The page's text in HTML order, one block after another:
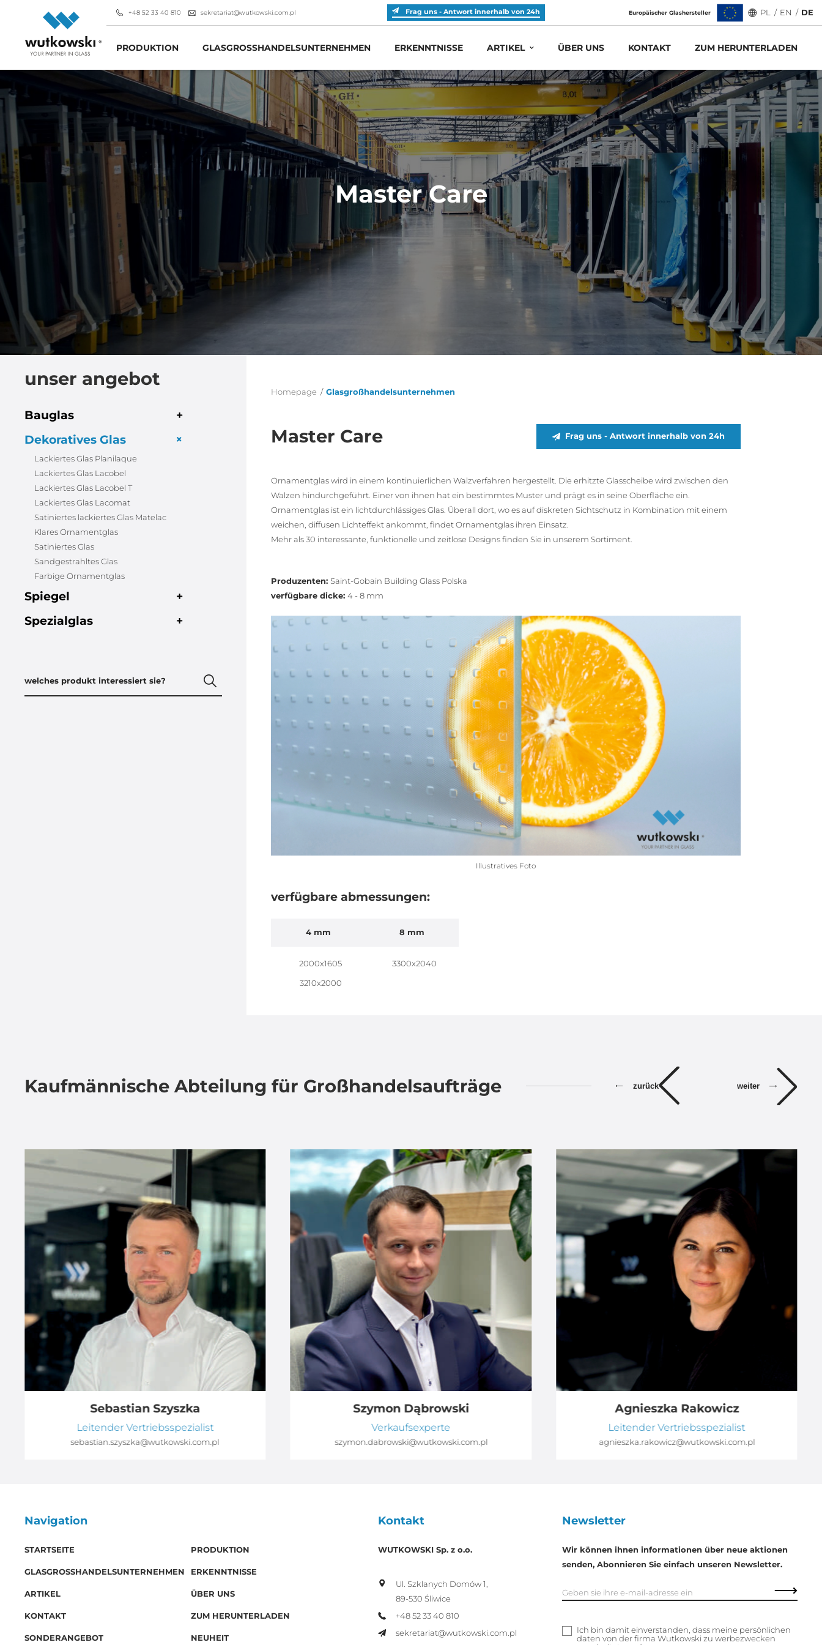
+48 52 33 40 810 sekretariat@wutkowski.com.pl Frag uns - Antwort innerhalb von 24h Europäischer Glashersteller PL / EN / DE
PRODUKTION GLASGROSSHANDELSUNTERNEHMEN ERKENNTNISSE ARTIKEL ÜBER UNS KONTAKT ZUM HERUNTERLADEN
Master Care
unser angebot
Bauglas
+
Dekoratives Glas
+
Lackiertes Glas Planilaque
Lackiertes Glas Lacobel
Lackiertes Glas Lacobel T
Lackiertes Glas Lacomat
Satiniertes lackiertes Glas Matelac
Klares Ornamentglas
Satiniertes Glas
Sandgestrahltes Glas
Farbige Ornamentglas
Spiegel
+
Spezialglas
+
Homepage / Glasgroßhandelsunternehmen
Master Care Frag uns - Antwort innerhalb von 24h
Ornamentglas wird in einem kontinuierlichen Walzverfahren hergestellt. Die erhitzte Glasscheibe wird zwischen den
Walzen hindurchgeführt. Einer von ihnen hat ein bestimmtes Muster und prägt es in seine Oberfläche ein.
Ornamentglas ist ein lichtdurchlässiges Glas. Überall dort, wo es auf diskreten Sichtschutz in Kombination mit einem
weichen, diffusen Lichteffekt ankommt, findet Ornamentglas ihren Einsatz.
Mehr als 30 interessante, funktionelle und zeitlose Designs finden Sie in unserem Sortiment.
Produzenten:Saint-Gobain Building Glass Polska
verfügbare dicke:4 - 8 mm
Illustratives Foto
verfügbare abmessungen:
4 mm
2000x1605
3210x2000
8 mm
3300x2040
Kaufmännische Abteilung für Großhandelsaufträge zurück weiter
Sebastian Szyszka
Leitender Vertriebsspezialist
sebastian.szyszka@wutkowski.com.pl
Szymon Dąbrowski
Verkaufsexperte
szymon.dabrowski@wutkowski.com.pl
Agnieszka Rakowicz
Leitender Vertriebsspezialist
agnieszka.rakowicz@wutkowski.com.pl
Navigation
STARTSEITE PRODUKTION
GLASGROSSHANDELSUNTERNEHMEN ERKENNTNISSE
ARTIKEL ÜBER UNS
KONTAKT ZUM HERUNTERLADEN
SONDERANGEBOT NEUHEIT
Kontakt
WUTKOWSKI Sp. z o.o.
Ul. Szklanych Domów 1,
89-530 Śliwice
+48 52 33 40 810
sekretariat@wutkowski.com.pl
Newsletter
Wir können ihnen informationen über neue aktionen
senden, Abonnieren Sie einfach unseren Newsletter.
Ich bin damit einverstanden, dass meine persönlichen
daten von der firma Wutkowski zu werbezwecken